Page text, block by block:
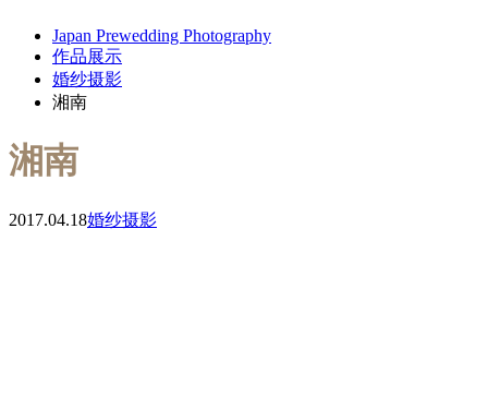
Japan Prewedding Photography
作品展示
婚纱摄影
湘南
湘南
2017.04.18婚纱摄影